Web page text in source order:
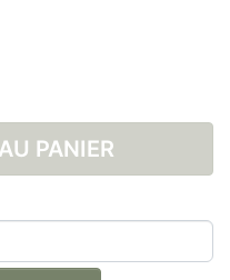
PANIER